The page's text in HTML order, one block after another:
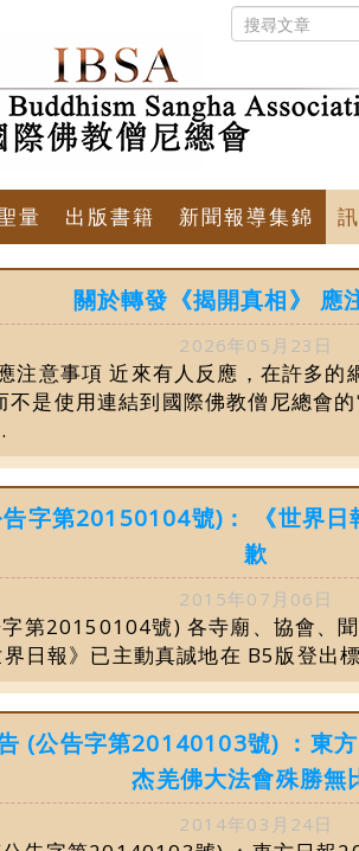
量 出版書籍 新聞報導集錦
關於轉發《揭開真相》 應
2026年05月23日
注意事項 近來有人反應，在許多的
不是使用連結到國際佛教僧尼總會
字第20150104號)： 《世界
歉
2015年07月06日
第20150104號) 各寺廟、協會、
日報》已主動真誠地在 B5版登出
(公告字第20140103號) ：東
杰羌佛大法會殊勝無
2014年03月24日